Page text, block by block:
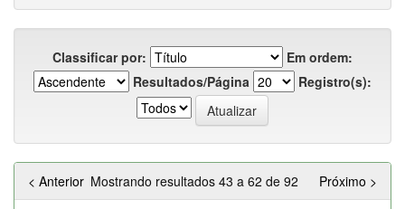
Classificar por:
Em ordem:
Resultados/Página
Registro(s):
Mostrando resultados 43 a 62 de 92
< Anterior
Próximo >